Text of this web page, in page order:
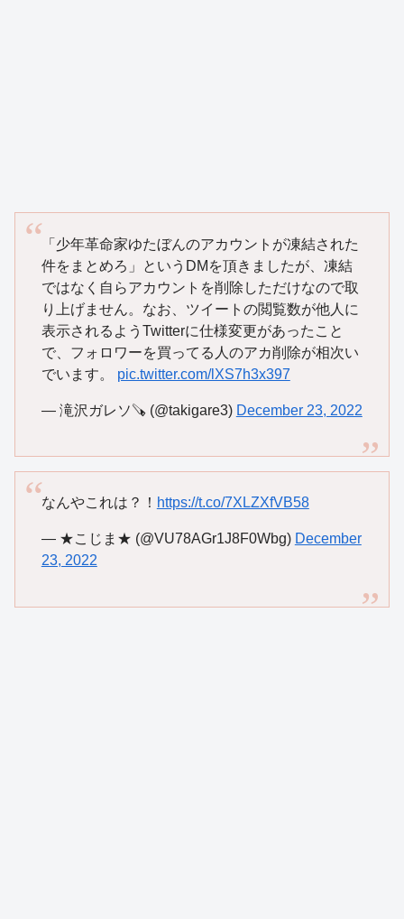
「少年革命家ゆたぼんのアカウントが凍結された
件をまとめろ」というDMを頂きましたが、凍結
ではなく自らアカウントを削除しただけなので取
り上げません。なお、ツイートの閲覧数が他人に
表示されるようTwitterに仕様変更があったこと
で、フォロワーを買ってる人のアカ削除が相次い
でいます。 pic.twitter.com/lXS7h3x397
— 滝沢ガレソ🪚 (@takigare3) December 23, 2022
なんやこれは？！ https://t.co/7XLZXfVB58
— ★こじま★ (@VU78AGr1J8F0Wbg) December
23, 2022